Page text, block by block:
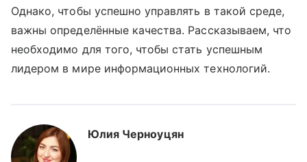
Однако, чтобы успешно управлять в такой среде,
важны определённые качества. Рассказываем, что
необходимо для того, чтобы стать успешным
лидером в мире информационных технологий.
Юлия Черноуцян